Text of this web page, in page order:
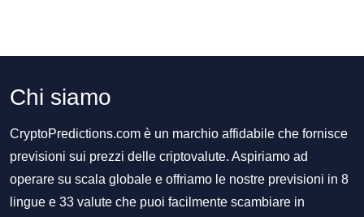
Chi siamo
CryptoPredictions.com è un marchio affidabile che fornisce
previsioni sui prezzi delle criptovalute. Aspiriamo ad
operare su scala globale e offriamo le nostre previsioni in 8
lingue e 33 valute che puoi facilmente scambiare in